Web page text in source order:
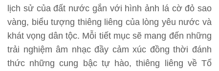
lịch sử của đất nước gắn với hình ảnh lá cờ đỏ sao
vàng, biểu tượng thiêng liêng của lòng yêu nước và
khát vọng dân tộc. Mỗi tiết mục sẽ mang đến những
trải nghiệm âm nhạc đầy cảm xúc đồng thời đánh
thức những cung bậc tự hào, thiêng liêng về Tổ